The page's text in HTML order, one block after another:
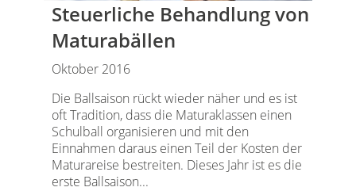
Steuerliche Behandlung von
Maturabällen
Oktober 2016
Die Ballsaison rückt wieder näher und es ist
oft Tradition, dass die Maturaklassen einen
Schulball organisieren und mit den
Einnahmen daraus einen Teil der Kosten der
Maturareise bestreiten. Dieses Jahr ist es die
erste Ballsaison...